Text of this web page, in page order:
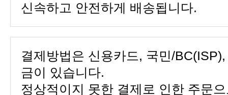
신속하고 안전하게 배송됩니다.
금이 있습니다.